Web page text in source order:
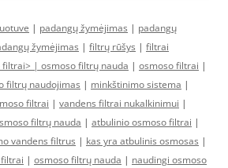
| padangų žymėjimas | padangų
žymėjimas | filtrų rūšys | filtrai
filtrai> | osmoso filtrų nauda | osmoso filtrai |
filtrų naudojimas | minkštinimo sistema |
filtrai | vandens filtrai nukalkinimui |
filtrų nauda | atbulinio osmoso filtrai |
vandens filtrus | kas yra atbulinis osmosas |
| osmoso filtrų nauda | naudingi osmoso